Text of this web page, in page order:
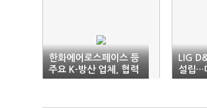
한화에어로스페이스 등
주요 K-방산 업체, 협력
사에 투자비 등 지원 합
LIG
설립…
확대 ‘